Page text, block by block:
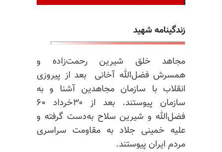
زندگینامه شهید
مجاهد خلق شیرین رحمت‌زاده و
همسرش فضل‌الله آخانی بعد از پیروزی
انقلاب با سازمان مجاهدین آشنا و به
سازمان پیوستند. بعد از ۳۰خرداد ۶۰
فضل‌الله و شیرین سلاح به‌دست گرفته و
علیه خمینی جلاد به مقاومت سراسری
مردم ایران پیوستند.